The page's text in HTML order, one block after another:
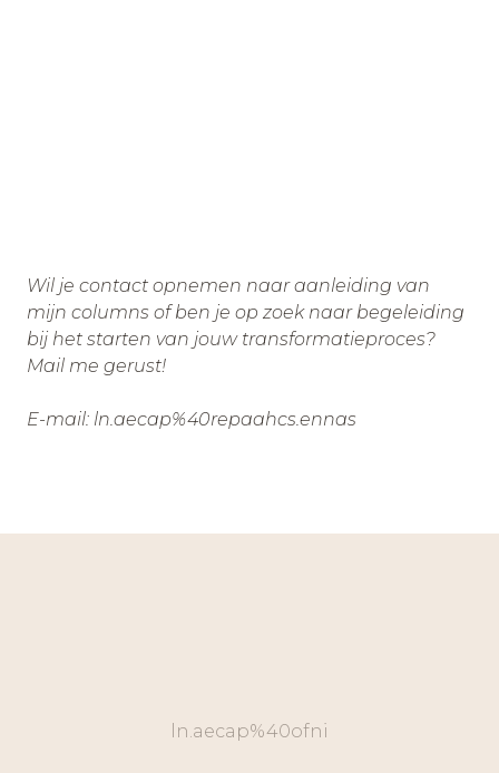
Wil je contact opnemen naar aanleiding van
mijn columns of ben je op zoek naar begeleiding
bij het starten van jouw transformatieproces?
Mail me gerust!
E-mail: ln.aecap%40repaahcs.ennas
ln.aecap%40ofni